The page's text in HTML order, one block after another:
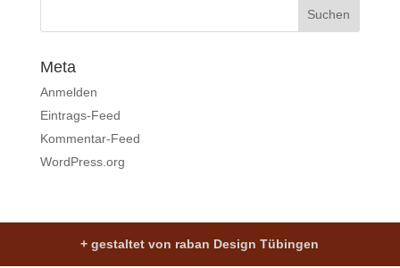
Meta
Anmelden
Eintrags-Feed
Kommentar-Feed
WordPress.org
+ gestaltet von raban Design Tübingen